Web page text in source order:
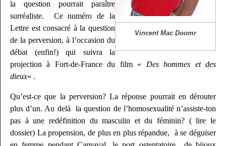
Vincent Mac Doomr
la question pourrait paraître
surréaliste. Ce numéro de la
Lettre est consacré à la question
de la perversion, à l’occasion du
débat (enfin!) qui suivra la
projection à Fort-de-France du film « Des hommes et des
dieux« .
Qu’est-ce que la perversion? La réponse pourrait en dérouter
plus d’un. Au delà la question de l’homosexualité n’assiste-ton
pas à une redéfinition du masculin et du féminin? ( lire le
dossier) La propension, de plus en plus répandue, à se déguiser